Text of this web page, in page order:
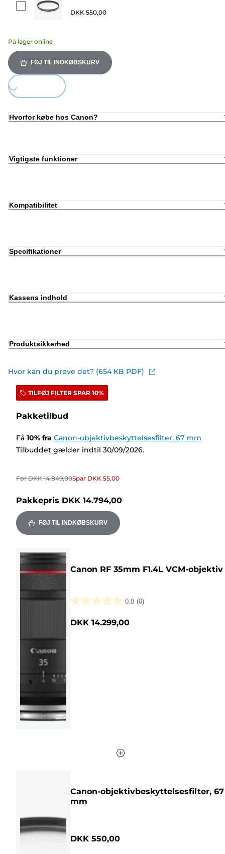
DKK 550,00
På lager online
FØJ TIL INDKØBSKURV
Hvorfor købe hos Canon?
Vigtigste funktioner
Kompatibilitet
Specifikationer
Kassens indhold
Produktsikkerhed
Hvor kan du prøve det? (654 KB PDF)
TILFØJ FILTER SPAR 10%
Pakketilbud
Få 10% fra Canon-objektivbeskyttelsesfilter, 67 mm
Tilbuddet gælder indtil 30/09/2026.
FørDKK 14.849,00Spar DKK 55,00
Pakkepris DKK 14.794,00
FØJ TIL INDKØBSKURV
Canon RF 35mm F1.4L VCM-objektiv
0.0 (0)
0.0
ud
DKK 14.299,00
Canon-objektivbeskyttelsesfilter, 67
mm
DKK 550,00